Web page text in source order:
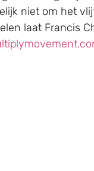
niet om het
laat Francis